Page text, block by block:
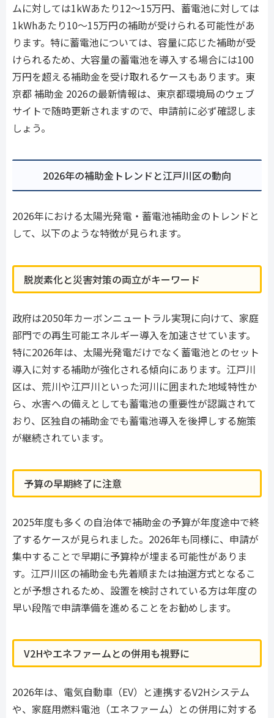
ムに対しては1kWあたり12〜15万円、蓄電池に対しては
1kWhあたり10〜15万円の補助が受けられる可能性があ
ります。特に蓄電池については、容量に応じた補助が受
けられるため、大容量の蓄電池を導入する場合には100
万円を超える補助金を受け取れるケースもあります。東
京都 補助金 2026の最新情報は、東京都環境局のウェブ
サイトで随時更新されますので、申請前に必ず確認しま
しょう。
2026年の補助金トレンドと江戸川区の動向
2026年における太陽光発電・蓄電池補助金のトレンドと
して、以下のような特徴が見られます。
脱炭素化と災害対策の両立がキーワード
政府は2050年カーボンニュートラル実現に向けて、家庭
部門での再生可能エネルギー導入を加速させています。
特に2026年は、太陽光発電だけでなく蓄電池とのセット
導入に対する補助が強化される傾向にあります。江戸川
区は、荒川や江戸川といった河川に囲まれた地域特性か
ら、水害への備えとしても蓄電池の重要性が認識されて
おり、区独自の補助金でも蓄電池導入を後押しする施策
が継続されています。
予算の早期終了に注意
2025年度も多くの自治体で補助金の予算が年度途中で終
了するケースが見られました。2026年も同様に、申請が
集中することで早期に予算枠が埋まる可能性がありま
す。江戸川区の補助金も先着順または抽選方式となるこ
とが予想されるため、設置を検討されている方は年度の
早い段階で申請準備を進めることをお勧めします。
V2Hやエネファームとの併用も視野に
2026年は、電気自動車（EV）と連携するV2Hシステム
や、家庭用燃料電池（エネファーム）との併用に対する